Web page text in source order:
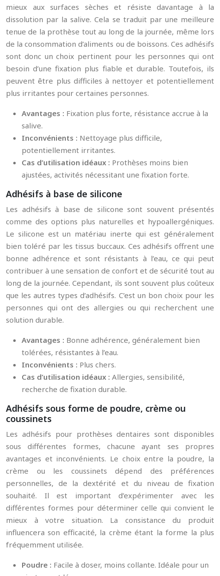
mieux aux surfaces sèches et résiste davantage à la
dissolution par la salive. Cela se traduit par une meilleure
tenue de la prothèse tout au long de la journée, même lors
de la consommation d’aliments ou de boissons. Ces adhésifs
sont donc un choix pertinent pour les personnes qui ont
besoin d’une fixation plus fiable et durable. Toutefois, ils
peuvent être plus difficiles à nettoyer et potentiellement
plus irritantes pour certaines personnes.
Avantages : Fixation plus forte, résistance accrue à la
salive.
Inconvénients : Nettoyage plus difficile,
potentiellement irritantes.
Cas d’utilisation idéaux : Prothèses moins bien
ajustées, activités nécessitant une fixation forte.
Adhésifs à base de silicone
Les adhésifs à base de silicone sont souvent présentés
comme des options plus naturelles et hypoallergéniques.
Le silicone est un matériau inerte qui est généralement
bien toléré par les tissus buccaux. Ces adhésifs offrent une
bonne adhérence et sont résistants à l’eau, ce qui peut
contribuer à une sensation de confort et de sécurité tout au
long de la journée. Cependant, ils sont souvent plus coûteux
que les autres types d’adhésifs. C’est un bon choix pour les
personnes qui ont des allergies ou qui recherchent une
solution durable.
Avantages : Bonne adhérence, généralement bien
tolérées, résistantes à l’eau.
Inconvénients : Plus chers.
Cas d’utilisation idéaux : Allergies, sensibilité,
recherche de fixation durable.
Adhésifs sous forme de poudre, crème ou
coussinets
Les adhésifs pour prothèses dentaires sont disponibles
sous différentes formes, chacune ayant ses propres
avantages et inconvénients. Le choix entre la poudre, la
crème ou les coussinets dépend des préférences
personnelles, de la dextérité et du niveau de fixation
souhaité. Il est important d’expérimenter avec les
différentes formes pour déterminer celle qui convient le
mieux à votre situation. La consistance du produit
influencera son efficacité, la crème étant la forme la plus
fréquemment utilisée.
Poudre : Facile à doser, moins collante. Idéale pour un